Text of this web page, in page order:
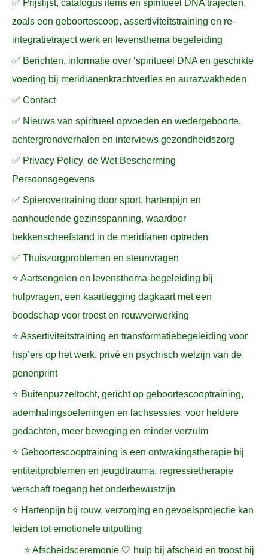
r
:
✅ Prijslijst, catalogus items en spiritueel DNA trajecten,
zoals een geboortescoop, assertiviteitstraining en re-
integratietraject werk en levensthema begeleiding
✅ Berichten, informatie over ‘spiritueel DNA en geschikte
voeding bij meridianenkrachtverlies en aurazwakheden
✅ Contact
✅ Nieuws van spiritueel opvoeden en wedergeboorte,
achtergrondverhalen en interviews gezondheidszorg
✅ Privacy Policy, de Wet Bescherming
Persoonsgegevens
✅ Spierovertraining door sport, hartenpijn en
aanhoudende gezinsspanning, waardoor
bekkenscheefstand in de meridianen optreden
✅ Thuiszorgproblemen en steunvragen
⭐ Aartsengelen en levensthema-begeleiding bij
hulpvragen, een kaartlegging dagkaart met een
boodschap voor troost en rouwverwerking
⭐ Assertiviteitstraining en transformatiebegeleiding voor
hsp’ers op het werk, privé en psychisch welzijn van de
genenprint
⭐ Buitenpuzzeltocht, gericht op geboortescooptraining,
ademhalingsoefeningen en lachsessies, voor heldere
gedachten, meer beweging en minder verzuim
⭐ Geboortescooptraining is een ontwakingstherapie bij
entiteitproblemen en jeugdtrauma, regressietherapie
verschaft toegang het onderbewustzijn
⭐ Hartenpijn bij rouw, verzorging en gevoelsprojectie kan
leiden tot emotionele uitputting
⭐ Afscheidsceremonie 🤍 hulp bij afscheid en troost bij